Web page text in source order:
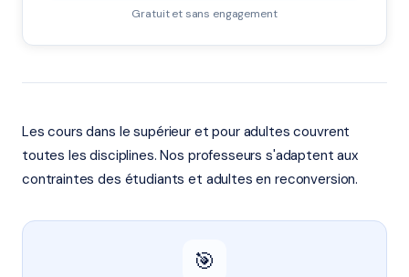
Gratuit et sans engagement
Les cours dans le supérieur et pour adultes couvrent
toutes les disciplines. Nos professeurs s'adaptent aux
contraintes des étudiants et adultes en reconversion.
🎯